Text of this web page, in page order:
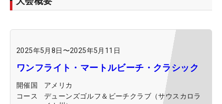
2025年5月8日 〜2025年5月11日
ワンフライト・マートルビーチ・クラシック
開催国
アメリカ
コース
デューンズゴルフ＆ビーチクラブ（サウスカロラ